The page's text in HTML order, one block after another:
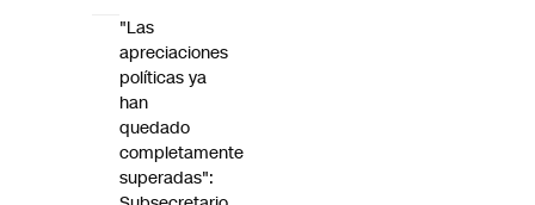
"Las
apreciaciones
políticas ya
han
quedado
completamente
superadas":